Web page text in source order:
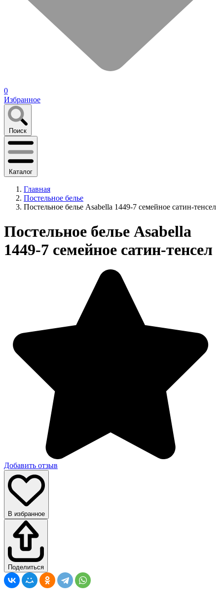
0
Избранное
Поиск
Каталог
Главная
Постельное белье
Постельное белье Asabella 1449-7 семейное сатин-тенсел
Постельное белье Asabella
1449-7 семейное сатин-тенсел
Добавить отзыв
В избранное
Поделиться